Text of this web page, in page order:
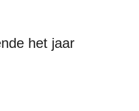
het jaar